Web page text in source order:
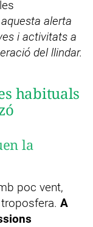
alerta
i activitats a
del llindar.
habituals
la
poc vent,
A